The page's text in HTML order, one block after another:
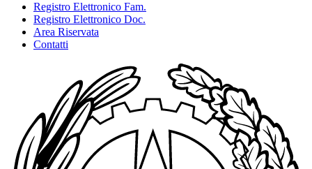
Registro Elettronico Fam.
Registro Elettronico Doc.
Area Riservata
Contatti